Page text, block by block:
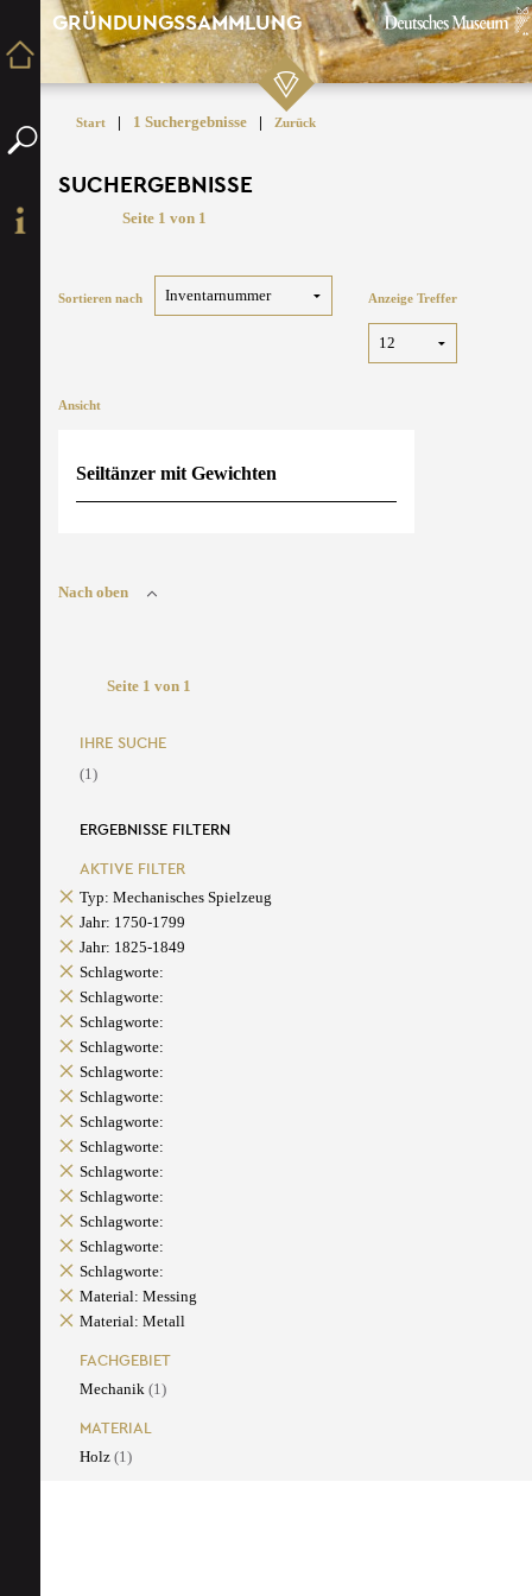
GRÜNDUNGSSAMMLUNG
Start | 1 Suchergebnisse | Zurück
SUCHERGEBNISSE
Seite 1 von 1
Sortieren nach Anzeige Treffer
Ansicht
Seiltänzer mit Gewichten
Nach oben
Seite 1 von 1
IHRE SUCHE
(1)
ERGEBNISSE FILTERN
AKTIVE FILTER
Typ: Mechanisches Spielzeug
Jahr: 1750-1799
Jahr: 1825-1849
Schlagworte:
Schlagworte:
Schlagworte:
Schlagworte:
Schlagworte:
Schlagworte:
Schlagworte:
Schlagworte:
Schlagworte:
Schlagworte:
Schlagworte:
Schlagworte:
Schlagworte:
Material: Messing
Material: Metall
FACHGEBIET
Mechanik (1)
MATERIAL
Holz (1)